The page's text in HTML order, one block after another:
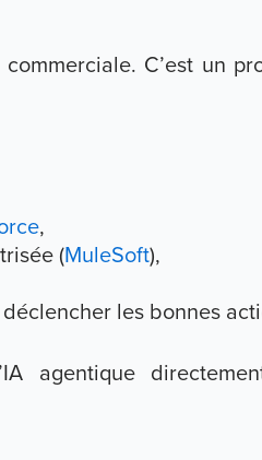
C’est un
,
(MuleSoft),
les bonnes
agentique